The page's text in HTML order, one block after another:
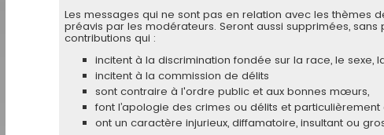
Les messages qui ne sont pas en relation avec les thèmes
préavis par les modérateurs. Seront aussi supprimées,
contributions qui :
incitent à la discrimination fondée sur la race, le sexe,
incitent à la commission de délits
sont contraire à l'ordre public et aux bonnes mœurs,
font l’apologie des crimes ou délits et
ont un caractère injurieux, diffamatoire, insultant ou